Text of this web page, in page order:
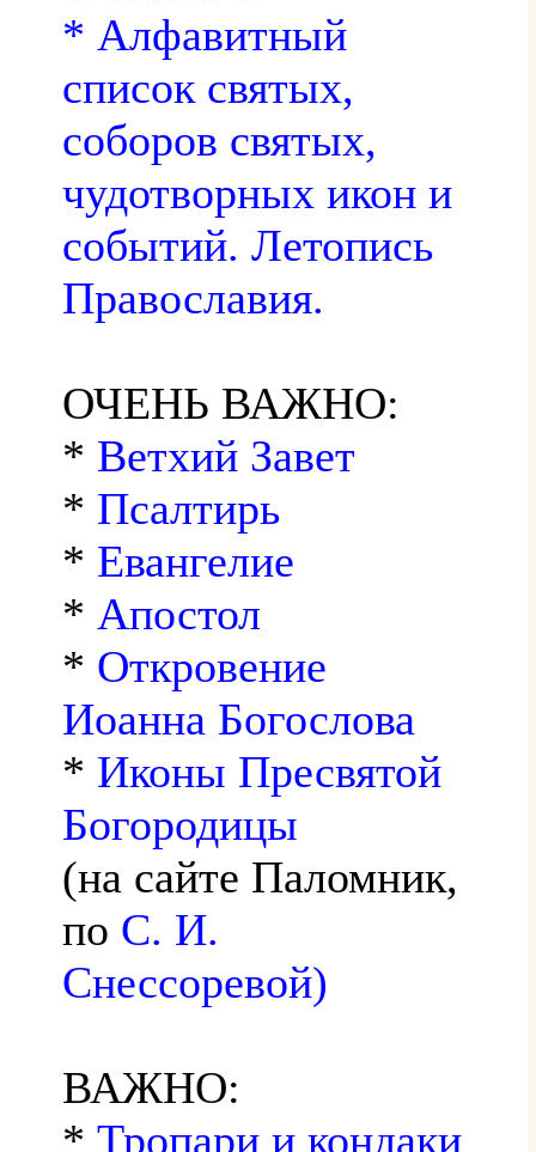
* Алфавитный
список святых,
соборов святых,
чудотворных икон и
событий. Летопись
Православия.
ОЧЕНЬ ВАЖНО:
* Ветхий Завет
* Псалтирь
* Евангелие
* Апостол
* Откровение
Иоанна Богослова
* Иконы Пресвятой
Богородицы
(на сайте Паломник,
по С. И.
Снессоревой)
ВАЖНО:
* Тропари и кондаки